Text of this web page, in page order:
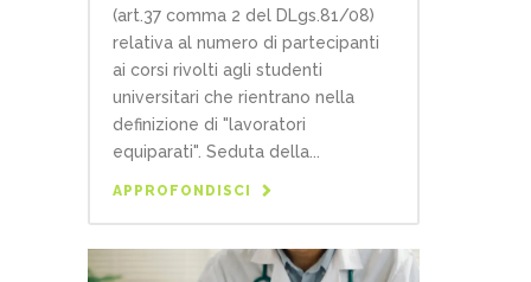
(art.37 comma 2 del DLgs.81/08)
relativa al numero di partecipanti
ai corsi rivolti agli studenti
universitari che rientrano nella
definizione di "lavoratori
equiparati". Seduta della...
APPROFONDISCI